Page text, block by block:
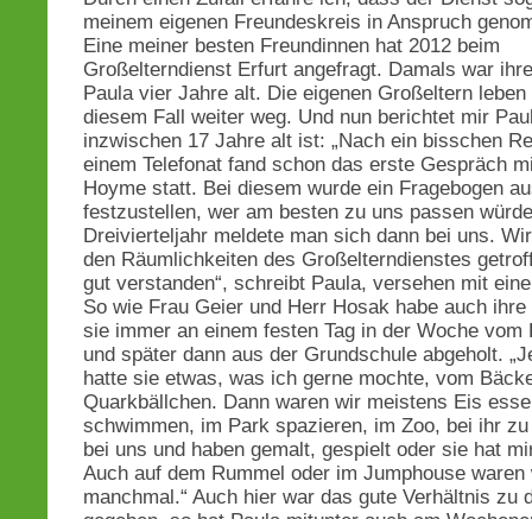
meinem eigenen Freundeskreis in Anspruch
Eine meiner besten Freundinnen hat 2012 beim
Großelterndienst Erfurt angefragt. Damals war
Paula vier Jahre alt. Die eigenen Großeltern leben
diesem Fall weiter weg. Und nun berichtet mir
inzwischen 17 Jahre alt ist: „Nach ein bisschen
einem Telefonat fand schon das erste Gespräch
Hoyme statt. Bei diesem wurde ein Fragebogen
festzustellen, wer am besten zu uns passen
Dreivierteljahr meldete man sich dann bei uns.
den Räumlichkeiten des Großelterndienstes
gut verstanden“, schreibt Paula, versehen mit
So wie Frau Geier und Herr Hosak habe auch ihre
sie immer an einem festen Tag in der Woche vom
und später dann aus der Grundschule abgeholt.
hatte sie etwas, was ich gerne mochte, vom
Quarkbällchen. Dann waren wir meistens Eis
schwimmen, im Park spazieren, im Zoo, bei ihr
bei uns und haben gemalt, gespielt oder sie hat
Auch auf dem Rummel oder im Jumphouse waren
manchmal.“ Auch hier war das gute Verhältnis zu